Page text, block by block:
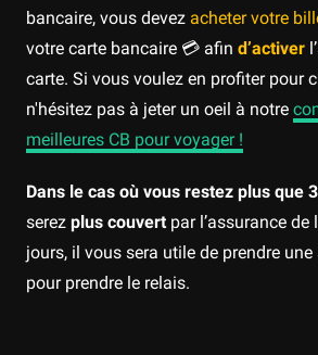
bancaire, vous devez acheter votre
votre carte bancaire 💳 afin d’activer
carte. Si vous voulez en profiter pour
n'hésitez pas à jeter un oeil à notre
meilleures CB pour voyager !
Dans le cas où vous restez plus que
serez plus couvertpar l’assurance de
jours, il vous sera utile de prendre
pour prendre le relais.